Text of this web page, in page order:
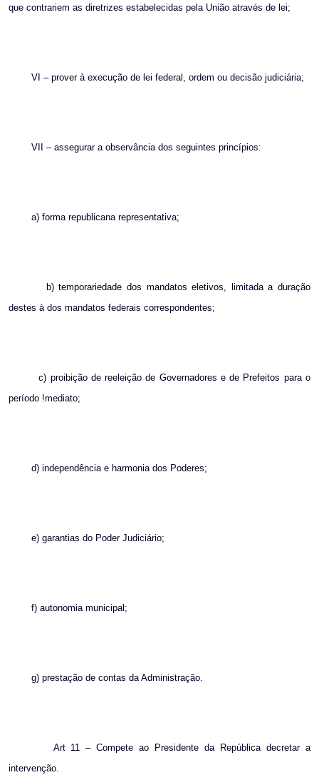
que contrariem as diretrizes estabelecidas pela União através de lei;
VI – prover à execução de lei federal, ordem ou decisão judiciária;
VII – assegurar a observância dos seguintes princípios:
a) forma republicana representativa;
b) temporariedade dos mandatos eletivos, limitada a duração
destes à dos mandatos federais correspondentes;
c) proibição de reeleição de Governadores e de Prefeitos para o
período !mediato;
d) independência e harmonia dos Poderes;
e) garantias do Poder Judiciário;
f) autonomia municipal;
g) prestação de contas da Administração.
Art 11 – Compete ao Presidente da República decretar a
intervenção.